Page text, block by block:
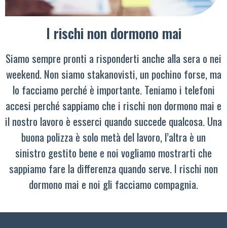
I rischi non dormono mai
Siamo sempre pronti a risponderti anche alla sera o nei
weekend. Non siamo stakanovisti, un pochino forse, ma
lo facciamo perché è importante. Teniamo i telefoni
accesi perché sappiamo che i rischi non dormono mai e
il nostro lavoro è esserci quando succede qualcosa. Una
buona polizza è solo metà del lavoro, l’altra è un
sinistro gestito bene e noi vogliamo mostrarti che
sappiamo fare la differenza quando serve. I rischi non
dormono mai e noi gli facciamo compagnia.